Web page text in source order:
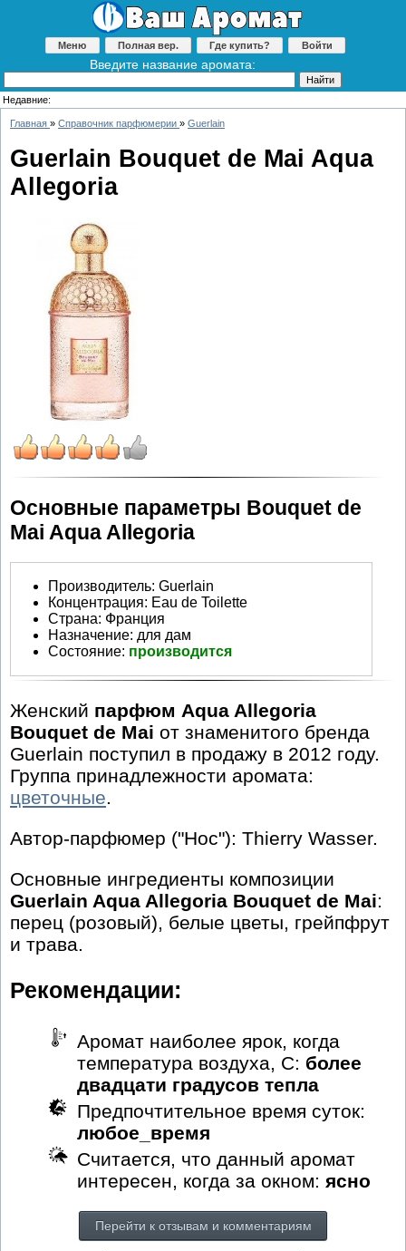
Меню Полная вер. Где купить? Войти
Введите название аромата:
Недавние:
Главная » Справочник парфюмерии » Guerlain
Guerlain Bouquet de Mai Aqua
Allegoria
Основные параметры Bouquet de
Mai Aqua Allegoria
Производитель: Guerlain
Концентрация: Eau de Toilette
Страна: Франция
Назначение: для дам
Состояние: производится
Женский парфюм Aqua Allegoria
Bouquet de Mai от знаменитого бренда
Guerlain поступил в продажу в 2012 году.
Группа принадлежности аромата:
цветочные.
Автор-парфюмер ("Нос"): Thierry Wasser.
Основные ингредиенты композиции
Guerlain Aqua Allegoria Bouquet de Mai:
перец (розовый), белые цветы, грейпфрут
и трава.
Рекомендации:
Аромат наиболее ярок, когда
температура воздуха, С: более
двадцати градусов тепла
Предпочтительное время суток:
любое_время
Считается, что данный аромат
интересен, когда за окном: ясно
Перейти к отзывам и комментариям